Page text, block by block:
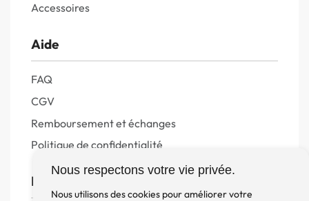
Nous respectons votre vie privée.
Nous utilisons des cookies pour améliorer votre
Accessoires
Aide
FAQ
CGV
Remboursement et échanges
Politique de confidentialité
FM Diffusion